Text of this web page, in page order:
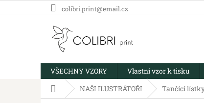
na
colibri.print@email.cz
VŠECHNY VZORY Vlastní vzor k tisku
Domů NAŠI ILUSTRÁTOŘI Tančící